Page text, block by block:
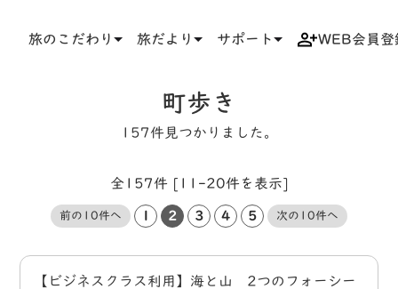
旅のこだわり 旅だより サポート WEB会員登
町歩き
157件見つかりました。
全157件 [11-20件を表示]
前の10件へ 2 3 4 5 次の10件へ
【ビジネスクラス利用】海と山 2つのフォーシー